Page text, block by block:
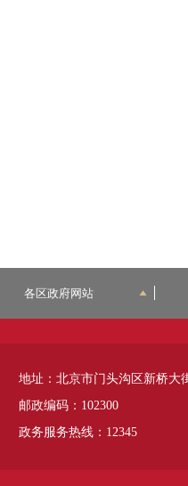
各区政府网站
地址：北京市门头沟区新桥大
邮政编码：102300
政务服务热线：12345